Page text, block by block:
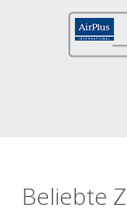
Beliebte